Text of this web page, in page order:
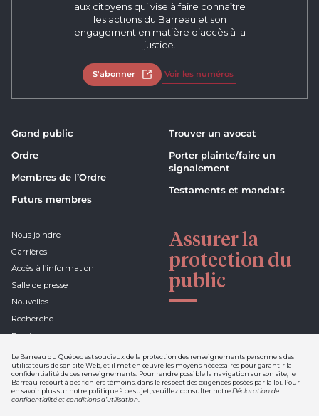
Le Barreau du Québec est soucieux de la protection des renseignements personnels des
utilisateurs de son site Web, et il met en œuvre les moyens nécessaires pour garantir la
confidentialité de ces renseignements. Pour rendre possible la navigation sur son site, le
Barreau recourt à des fichiers témoins, dans le respect des exigences posées par la loi. Pour
en savoir plus sur notre politique à ce sujet, veuillez consulter notreDéclaration de
confidentialité et conditions d’utilisation
aux citoyens qui vise à faire connaître
les actions du Barreau et son
engagement en matière d’accès à la
justice.
S'abonner Ouvrir dans un nouvel onglet
Voir les numéros
Grand public
Ordre
Membres de l’Ordre
Futurs membres
Trouver un avocat
Porter plainte/faire un
signalement
Testaments et mandats
Nous joindre
Carrières
Accès à l’information
Salle de presse
Nouvelles
Recherche
English
Assurer la
protection du
public
Déclaration de confidentialité et
conditions d'utilisation